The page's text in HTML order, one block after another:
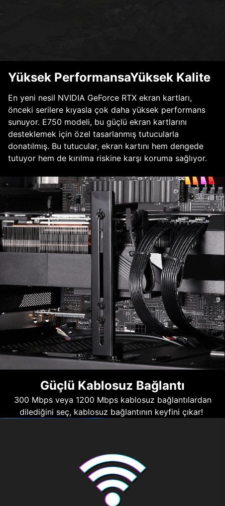
Yüksek PerformansaYüksek Kalite
En yeni nesil NVIDIA GeForce RTX ekran kartları,
önceki serilere kıyasla çok daha yüksek performans
sunuyor. E750 modeli, bu güçlü ekran kartlarını
desteklemek için özel tasarlanmış tutucularla
donatılmış. Bu tutucular, ekran kartını hem dengede
tutuyor hem de kırılma riskine karşı koruma sağlıyor.
Güçlü Kablosuz Bağlantı
300 Mbps veya 1200 Mbps kablosuz bağlantılardan
dilediğini seç, kablosuz bağlantının keyfini çıkar!